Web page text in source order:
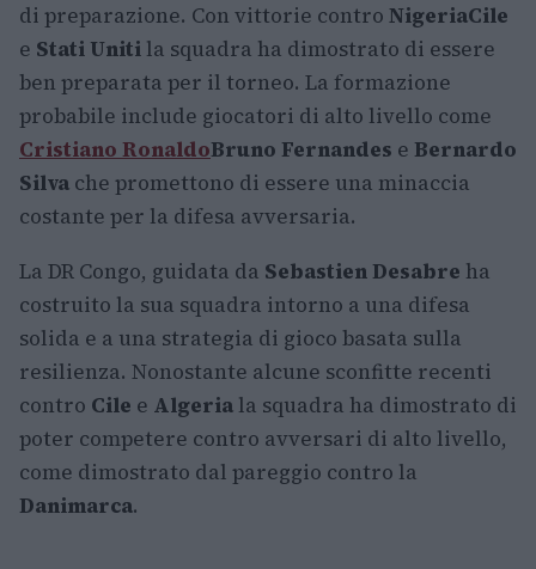
di preparazione. Con vittorie contro NigeriaCile
e Stati Uniti la squadra ha dimostrato di essere
ben preparata per il torneo. La formazione
probabile include giocatori di alto livello come
Cristiano RonaldoBruno Fernandes e Bernardo
Silva che promettono di essere una minaccia
costante per la difesa avversaria.
La DR Congo, guidata da Sebastien Desabre ha
costruito la sua squadra intorno a una difesa
solida e a una strategia di gioco basata sulla
resilienza. Nonostante alcune sconfitte recenti
contro Cile e Algeria la squadra ha dimostrato di
poter competere contro avversari di alto livello,
come dimostrato dal pareggio contro la
Danimarca.